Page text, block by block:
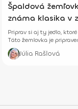
Špaldová
známa klasika v
Priprav si aj ty jedlo,
Táto žemlovka je
marhuľami.
Júlia Rašlová